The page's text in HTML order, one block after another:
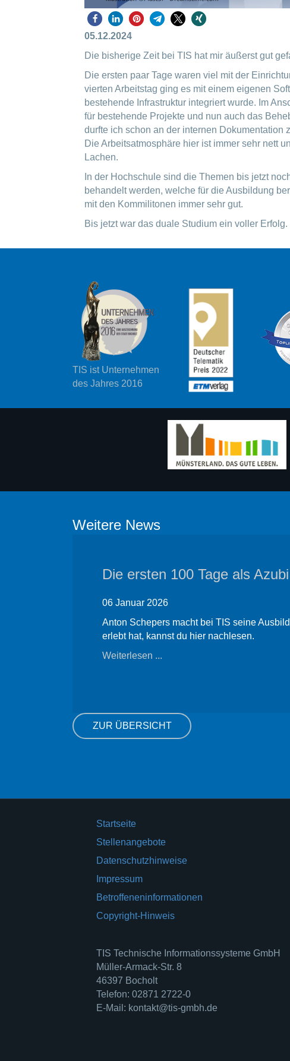
05.12.2024
Die bisherige Zeit bei TIS hat mir äußerst gut
Die ersten paar Tage waren viel mit der
vierten Arbeitstag ging es mit einem eigenen
bestehende Infrastruktur integriert wurde. Im
für bestehende Projekte und nun auch das
durfte ich schon an der internen Dokumentation
Die Arbeitsatmosphäre hier ist immer sehr nett
Lachen.
In der Hochschule sind die Themen bis jetzt
behandelt werden, welche für die Ausbildung
mit den Kommilitonen immer sehr gut.
Bis jetzt war das duale Studium ein voller Erfolg.
TIS ist Unternehmen
des Jahres 2016
Weitere News
Die ersten 100 Tage als
06 Januar 2026
Anton Schepers macht bei TIS seine
erlebt hat, kannst du hier nachlesen.
Weiterlesen ...
ZUR ÜBERSICHT
Startseite
Stellenangebote
Datenschutzhinweise
Impressum
Betroffeneninformationen
Copyright-Hinweis
TIS Technische Informationssysteme GmbH
Müller-Armack-Str. 8
46397 Bocholt
Telefon: 02871 2722-0
E-Mail: kontakt@tis-gmbh.de